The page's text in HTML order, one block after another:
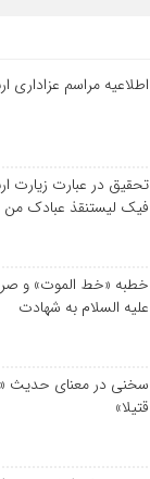
اطلاعیه مراسم عزاداری
تحقیق در عبارت زیارت
فیک لیستنقذ عبادک من
خطبه «خط الموت» و
علیه السلام به شهادت
سخنی در معنای حدیث
قتیلا»